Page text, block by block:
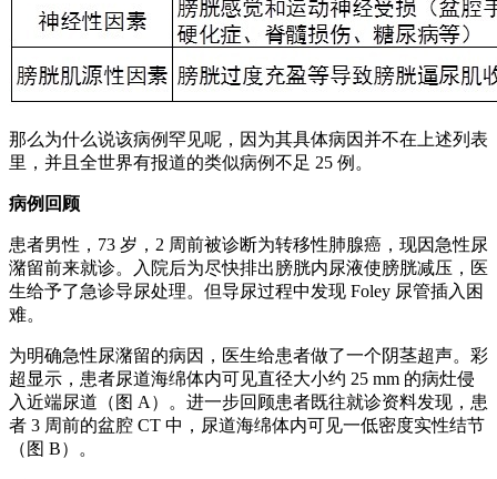
那么为什么说该病例罕见呢，因为其具体病因并不在上述列表
里，并且全世界有报道的类似病例不足 25 例。
病例回顾
患者男性，73 岁，2 周前被诊断为转移性肺腺癌，现因急性尿
潴留前来就诊。入院后为尽快排出膀胱内尿液使膀胱减压，医
生给予了急诊导尿处理。但导尿过程中发现 Foley 尿管插入困
难。
为明确急性尿潴留的病因，医生给患者做了一个阴茎超声。彩
超显示，患者尿道海绵体内可见直径大小约 25 mm 的病灶侵
入近端尿道（图 A）。进一步回顾患者既往就诊资料发现，患
者 3 周前的盆腔 CT 中，尿道海绵体内可见一低密度实性结节
（图 B）。